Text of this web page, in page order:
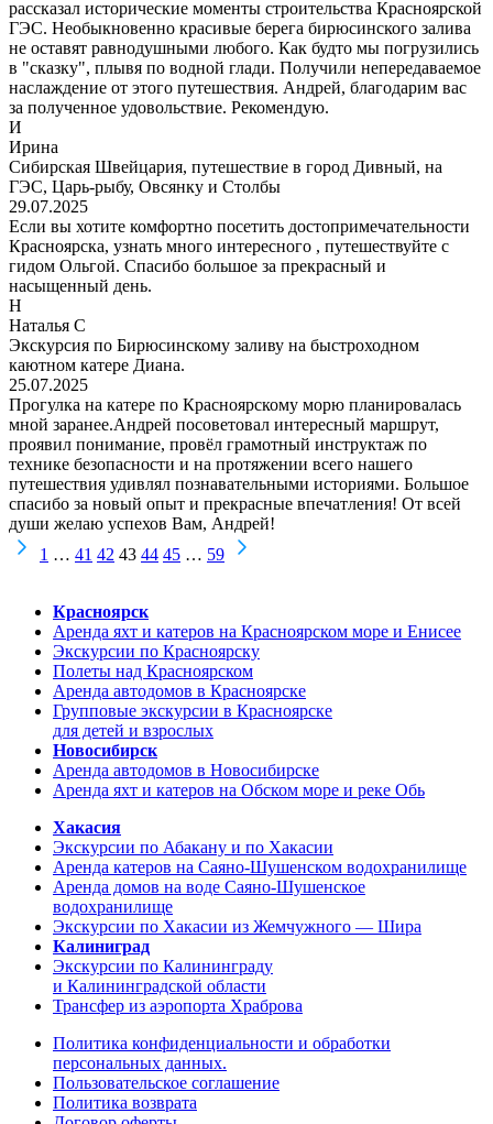
рассказал исторические моменты строительства Красноярской
ГЭС. Необыкновенно красивые берега бирюсинского залива
не оставят равнодушными любого. Как будто мы погрузились
в "сказку", плывя по водной глади. Получили непередаваемое
наслаждение от этого путешествия. Андрей, благодарим вас
за полученное удовольствие. Рекомендую.
И
Ирина
Сибирская Швейцария, путешествие в город Дивный, на
ГЭС, Царь-рыбу, Овсянку и Столбы
29.07.2025
Если вы хотите комфортно посетить достопримечательности
Красноярска, узнать много интересного , путешествуйте с
гидом Ольгой. Спасибо большое за прекрасный и
насыщенный день.
Н
Наталья С
Экскурсия по Бирюсинскому заливу на быстроходном
каютном катере Диана.
25.07.2025
Прогулка на катере по Красноярскому морю планировалась
мной заранее.Андрей посоветовал интересный маршрут,
проявил понимание, провёл грамотный инструктаж по
технике безопасности и на протяжении всего нашего
путешествия удивлял познавательными историями. Большое
спасибо за новый опыт и прекрасные впечатления! От всей
души желаю успехов Вам, Андрей!
1 … 41 42 43 44 45 …
Страница
59
Красноярск
Аренда яхт и катеров на Красноярском море и Енисее
Экскурсии по Красноярску
Полеты над Красноярском
Аренда автодомов в Красноярске
Групповые экскурсии в Красноярске
для детей и взрослых
Новосибирск
Аренда автодомов в Новосибирске
Аренда яхт и катеров на Обском море и реке Обь
Хакасия
Экскурсии по Абакану и по Хакасии
Аренда катеров на Саяно-Шушенском водохранилище
Аренда домов на воде Саяно-Шушенское
водохранилище
Экскурсии по Хакасии из Жемчужного — Шира
Калиниград
Экскурсии по Калининграду
и Калининградской области
Трансфер из аэропорта Храброва
Политика конфиденциальности и обработки
персональных данных.
Пользовательское соглашение
Политика возврата